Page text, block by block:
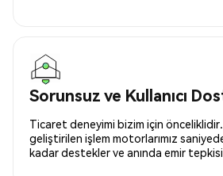
Sorunsuz ve Kullanıcı
Ticaret deneyimi bizim için
geliştirilen işlem motorlarımız
kadar destekler ve anında emir